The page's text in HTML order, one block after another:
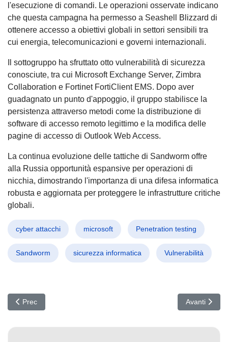
l'esecuzione di comandi. Le operazioni osservate indicano
che questa campagna ha permesso a Seashell Blizzard di
ottenere accesso a obiettivi globali in settori sensibili tra
cui energia, telecomunicazioni e governi internazionali.
Il sottogruppo ha sfruttato otto vulnerabilità di sicurezza
conosciute, tra cui Microsoft Exchange Server, Zimbra
Collaboration e Fortinet FortiClient EMS. Dopo aver
guadagnato un punto d'appoggio, il gruppo stabilisce la
persistenza attraverso metodi come la distribuzione di
software di accesso remoto legittimo e la modifica delle
pagine di accesso di Outlook Web Access.
La continua evoluzione delle tattiche di Sandworm offre
alla Russia opportunità espansive per operazioni di
nicchia, dimostrando l'importanza di una difesa informatica
robusta e aggiornata per proteggere le infrastrutture critiche
globali.
cyber attacchi microsoft Penetration testing
Sandworm sicurezza informatica Vulnerabilità
Articolo precedente: Hacker Nordcoreani in Azione: Nuova
Prec Articolo
Avanti